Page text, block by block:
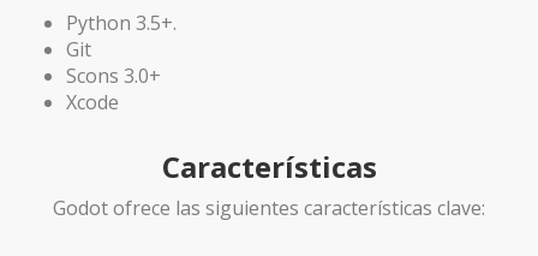
Python 3.5+.
Git
Scons 3.0+
Xcode
Características
Godot ofrece las siguientes características clave: